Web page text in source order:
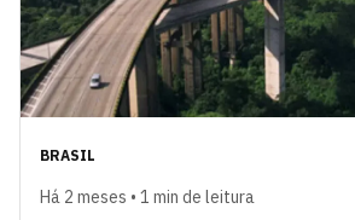
BRASIL
Há 2 meses • 1 min de leitura